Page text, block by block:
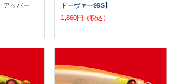
アッパー
ドーヴァー99S】
1,860円（税込）